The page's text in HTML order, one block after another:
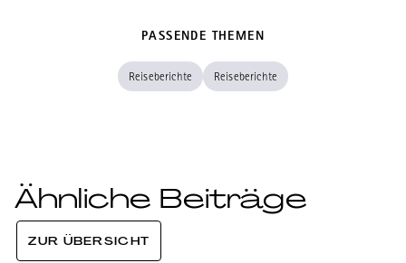
PASSENDE THEMEN
Reiseberichte Reiseberichte
Ähnliche Beiträge
ZUR ÜBERSICHT